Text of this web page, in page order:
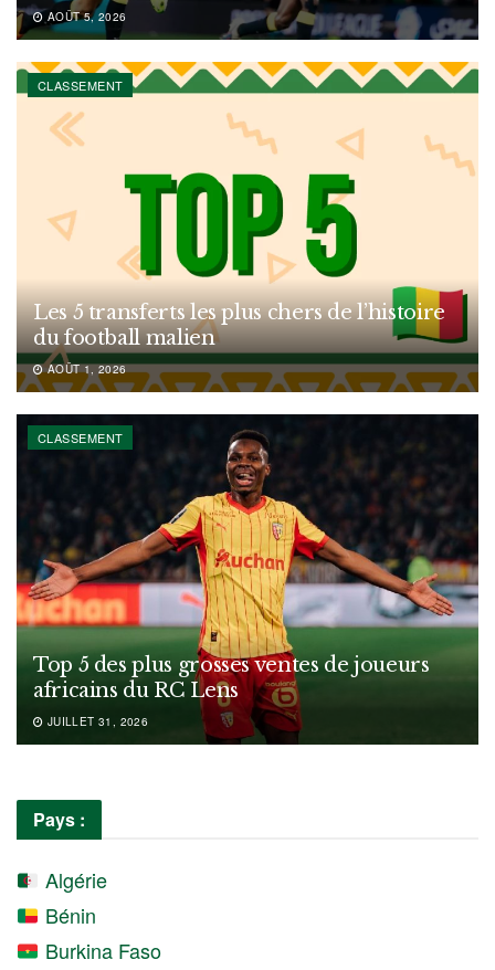
AOÛT 5, 2026
CLASSEMENT
Les 5 transferts les plus chers de l’histoire
du football malien
AOÛT 1, 2026
CLASSEMENT
Top 5 des plus grosses ventes de joueurs
africains du RC Lens
JUILLET 31, 2026
Pays :
Algérie
Bénin
Burkina Faso